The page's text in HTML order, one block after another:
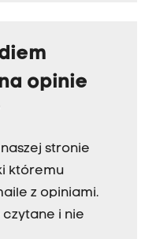
opinie
stronie
któremu
z opiniami.
czytane i nie